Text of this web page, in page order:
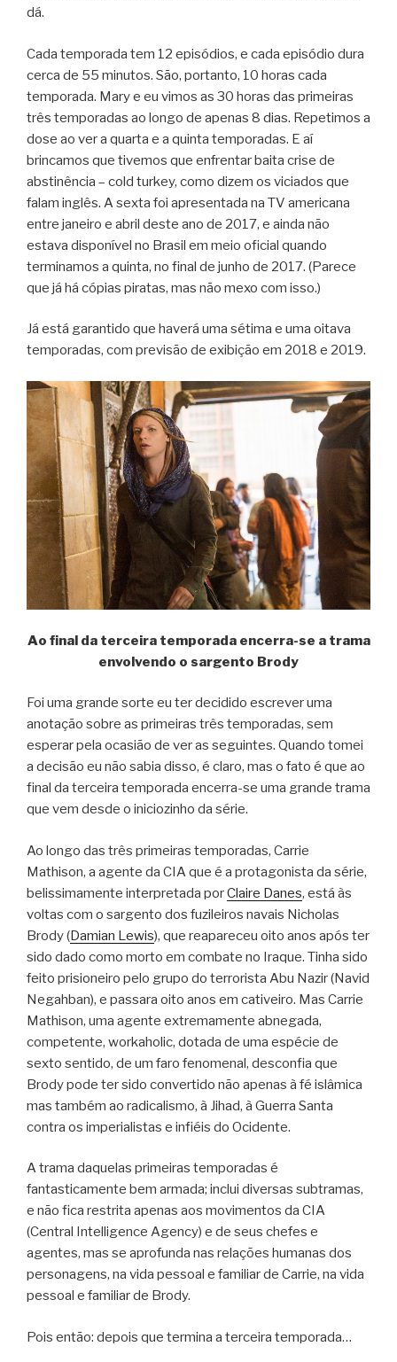
dá.
Cada temporada tem 12 episódios, e cada episódio dura
cerca de 55 minutos. São, portanto, 10 horas cada
temporada. Mary e eu vimos as 30 horas das primeiras
três temporadas ao longo de apenas 8 dias. Repetimos a
dose ao ver a quarta e a quinta temporadas. E aí
brincamos que tivemos que enfrentar baita crise de
abstinência – cold turkey, como dizem os viciados que
falam inglês. A sexta foi apresentada na TV americana
entre janeiro e abril deste ano de 2017, e ainda não
estava disponível no Brasil em meio oficial quando
terminamos a quinta, no final de junho de 2017. (Parece
que já há cópias piratas, mas não mexo com isso.)
Já está garantido que haverá uma sétima e uma oitava
temporadas, com previsão de exibição em 2018 e 2019.
Ao final da terceira temporada encerra-se a trama
envolvendo o sargento Brody
Foi uma grande sorte eu ter decidido escrever uma
anotação sobre as primeiras três temporadas, sem
esperar pela ocasião de ver as seguintes. Quando tomei
a decisão eu não sabia disso, é claro, mas o fato é que ao
final da terceira temporada encerra-se uma grande trama
que vem desde o iniciozinho da série.
Ao longo das três primeiras temporadas, Carrie
Mathison, a agente da CIA que é a protagonista da série,
belissimamente interpretada porClaire Danes, está às
voltas com o sargento dos fuzileiros navais Nicholas
Brody (Damian Lewis), que reapareceu oito anos após ter
sido dado como morto em combate no Iraque. Tinha sido
feito prisioneiro pelo grupo do terrorista Abu Nazir (Navid
Negahban), e passara oito anos em cativeiro. Mas Carrie
Mathison, uma agente extremamente abnegada,
competente, workaholic, dotada de uma espécie de
sexto sentido, de um faro fenomenal, desconfia que
Brody pode ter sido convertido não apenas à fé islâmica
mas também ao radicalismo, à Jihad, à Guerra Santa
contra os imperialistas e infiéis do Ocidente.
A trama daquelas primeiras temporadas é
fantasticamente bem armada; inclui diversas subtramas,
e não fica restrita apenas aos movimentos da CIA
(Central Intelligence Agency) e de seus chefes e
agentes, mas se aprofunda nas relações humanas dos
personagens, na vida pessoal e familiar de Carrie, na vida
pessoal e familiar de Brody.
Pois então: depois que termina a terceira temporada…